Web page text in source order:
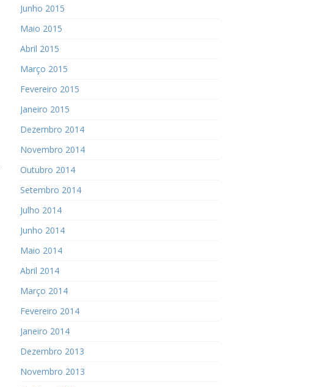
Junho 2015
Maio 2015
Abril 2015
Março 2015
Fevereiro 2015
Janeiro 2015
Dezembro 2014
Novembro 2014
Outubro 2014
Setembro 2014
Julho 2014
Junho 2014
Maio 2014
Abril 2014
Março 2014
Fevereiro 2014
Janeiro 2014
Dezembro 2013
Novembro 2013